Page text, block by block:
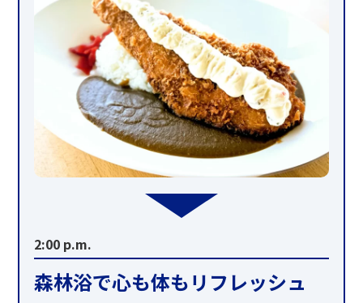
2:00 p.m.
森林浴で心も体もリフレッシュ